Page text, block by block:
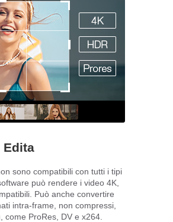
Edita
sono compatibili con tutti i tipi
può rendere i video 4K,
Può anche convertire
intra-frame, non compressi,
come ProRes, DV e x264.